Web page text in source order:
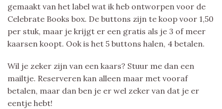
gemaakt van het label wat ik heb ontworpen voor de
Celebrate Books box. De buttons zijn te koop voor 1,50
per stuk, maar je krijgt er een gratis als je 3 of meer
kaarsen koopt. Ook is het 5 buttons halen, 4 betalen.
Wil je zeker zijn van een kaars? Stuur me dan een
mailtje. Reserveren kan alleen maar met vooraf
betalen, maar dan ben je er wel zeker van dat je er
eentje hebt!